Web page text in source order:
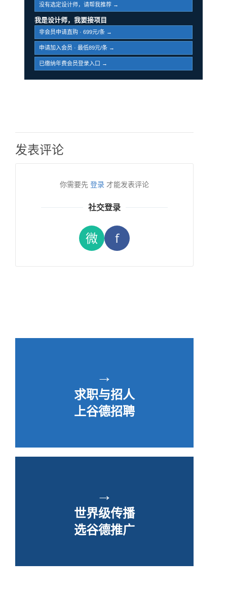
没有选定设计师，请帮我推荐 →
我是设计师，我要接项目
非会员申请直购 · 699元/条 →
申请加入会员 · 最低89元/条 →
已缴纳年费会员登录入口 →
发表评论
你需要先 登录 才能发表评论
社交登录
微 f
→
求职与招人
上谷德招聘
→
世界级传播
选谷德推广